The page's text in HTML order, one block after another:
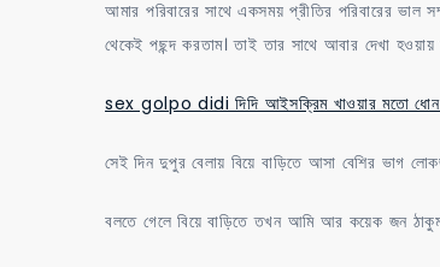
আমার পরিবারের সাথে একসময় প্রীতির পরিবারের
থেকেই পছন্দ করতাম। তাই তার সাথে আবার দেখা
sex golpo didi দিদি আইসক্রিম খাওয়ার মতো ধোন
সেই দিন দুপুর বেলায় বিয়ে বাড়িতে আসা বেশির ভাগ
বলতে গেলে বিয়ে বাড়িতে তখন আমি আর কয়েক জন ঠাকুমা